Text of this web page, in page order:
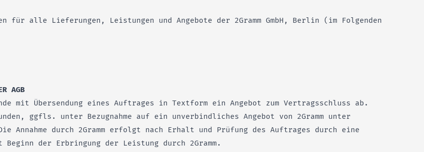
für alle Lieferungen, Leistungen und Angebote der 2Gramm GmbH, Berlin (im Folgenden
AGB
mit Übersendung eines Auftrages in Textform ein Angebot zum Vertragsschluss ab.
ggfls. unter Bezugnahme auf ein unverbindliches Angebot von 2Gramm unter
Annahme durch 2Gramm erfolgt nach Erhalt und Prüfung des Auftrages durch eine
der Erbringung der Leistung durch 2Gramm.